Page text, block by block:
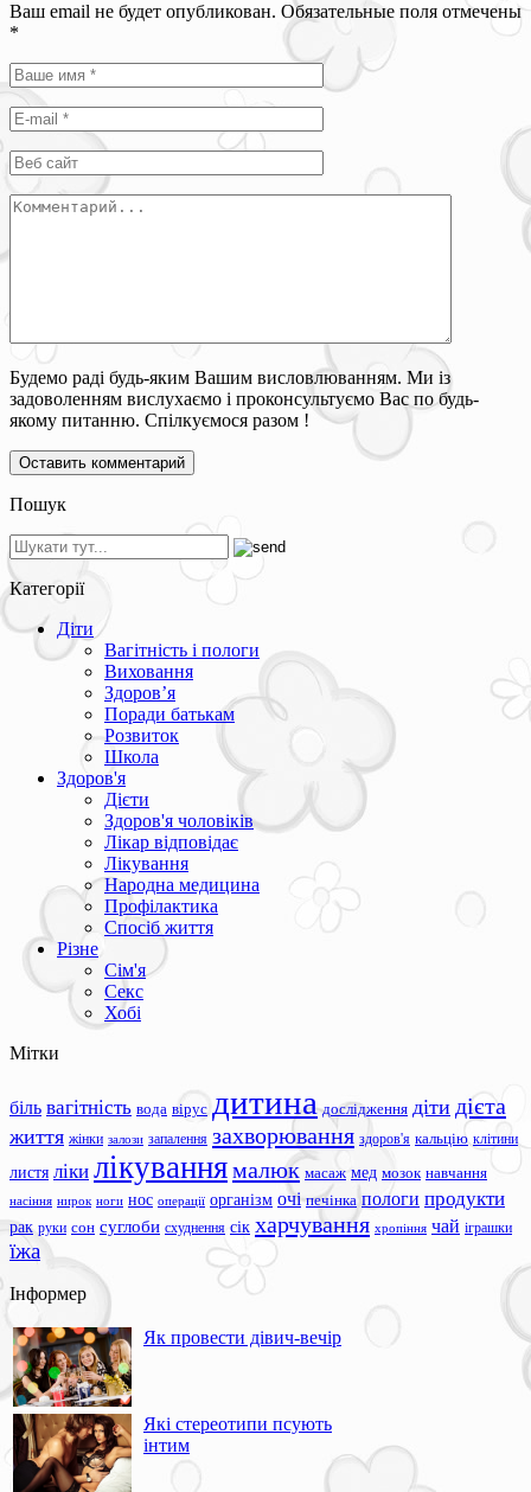
Ваш email не будет опубликован. Обязательные поля отмечены
*
Будемо раді будь-яким Вашим висловлюванням. Ми із
задоволенням вислухаємо і проконсультуємо Вас по будь-
якому питанню. Спілкуємося разом !
Пошук
Категорії
Діти
Вагітність і пологи
Виховання
Здоров’я
Поради батькам
Розвиток
Школа
Здоров'я
Дієти
Здоров'я чоловіків
Лікар відповідає
Лікування
Народна медицина
Профілактика
Спосіб життя
Різне
Сім'я
Секс
Хобі
Мітки
біль вагітність вода вірус дитина дослідження діти дієта
життя жінки залози запалення захворювання здоров'я кальцію клітини
листя ліки лікуваннямалюк масаж мед мозок навчання
насіння нирок ноги нос операції організм очі печінка пологи продукти
рак руки сон суглоби схуднення сік харчування хропіння чай іграшки
їжа
Інформер
Як провести дівич-вечір
Які стереотипи псують
інтим